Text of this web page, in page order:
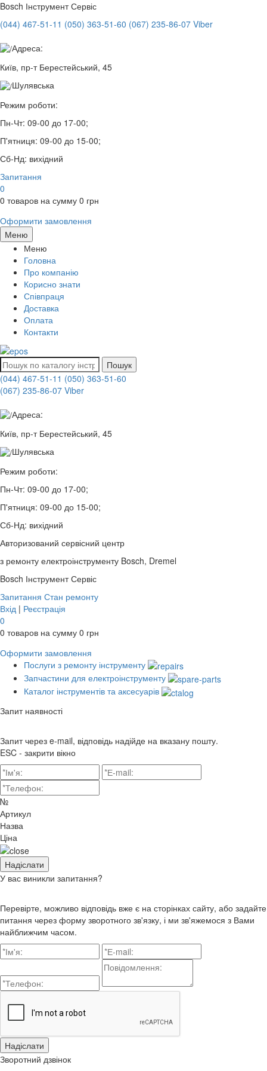
Bosch Інструмент Сервіс
(044) 467-51-11 (050) 363-51-60 (067) 235-86-07 Viber
Адреса:
Київ, пр-т Берестейський, 45
Шулявська
Режим роботи:
Пн-Чт: 09-00 до 17-00;
П'ятниця: 09-00 до 15-00;
Сб-Нд: вихідний
Запитання
0
0 товаров на сумму 0 грн
Оформити замовлення
Меню
Меню
Головна
Про компанію
Корисно знати
Співпраця
Доставка
Оплата
Контакти
Пошук
(044) 467-51-11 (050) 363-51-60
(067) 235-86-07 Viber
Адреса:
Київ, пр-т Берестейський, 45
Шулявська
Режим роботи:
Пн-Чт: 09-00 до 17-00;
П'ятниця: 09-00 до 15-00;
Сб-Нд: вихідний
Авторизований сервісний центр
з ремонту електроінструменту Bosch, Dremel
Bosch Інструмент Сервіс
Запитання Стан ремонту
Вхід | Реєстрація
0
0 товаров на сумму 0 грн
Оформити замовлення
Послуги з ремонту інструменту
Запчастини для електроінструменту
Каталог інструментів та аксесуарів
Запит наявності
Запит через e-mail, відповідь надійде на вказану пошту.
ESC - закрити вікно
№
Артикул
Назва
Ціна
У вас виникли запитання?
Перевірте, можливо відповідь вже є на сторінках сайту, або задайте
питання через форму зворотного зв'язку, і ми зв'яжемося з Вами
найближчим часом.
Зворотний дзвінок